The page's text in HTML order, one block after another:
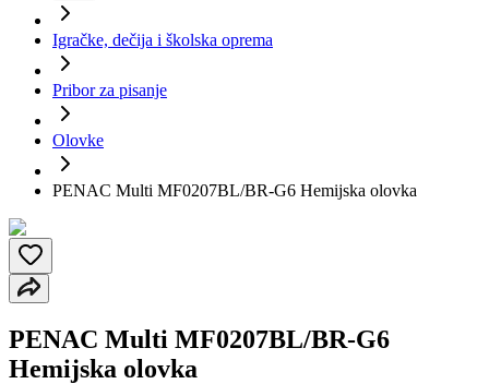
Igračke, dečija i školska oprema
Pribor za pisanje
Olovke
PENAC Multi MF0207BL/BR-G6 Hemijska olovka
PENAC Multi MF0207BL/BR-G6
Hemijska olovka